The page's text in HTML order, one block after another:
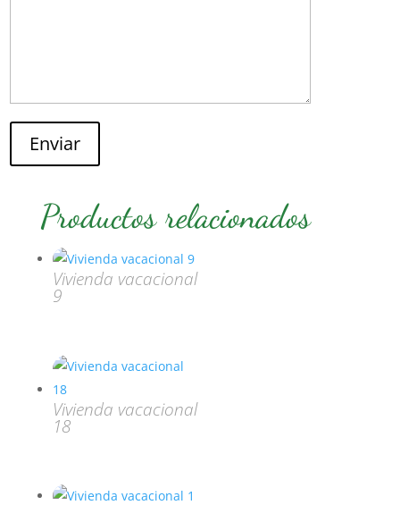
Enviar
Productos relacionados
Vivienda vacacional
9
Vivienda vacacional
18